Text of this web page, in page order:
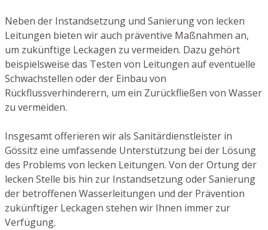
Neben der Instandsetzung und Sanierung von lecken
Leitungen bieten wir auch präventive Maßnahmen an,
um zukünftige Leckagen zu vermeiden. Dazu gehört
beispielsweise das Testen von Leitungen auf eventuelle
Schwachstellen oder der Einbau von
Rückflussverhinderern, um ein Zurückfließen von Wasser
zu vermeiden.
Insgesamt offerieren wir als Sanitärdienstleister in
Gössitz eine umfassende Unterstützung bei der Lösung
des Problems von lecken Leitungen. Von der Ortung der
lecken Stelle bis hin zur Instandsetzung oder Sanierung
der betroffenen Wasserleitungen und der Prävention
zukünftiger Leckagen stehen wir Ihnen immer zur
Verfügung.